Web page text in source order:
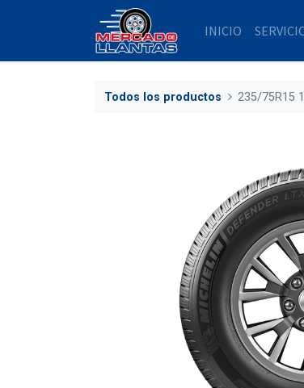
INICIO
Todos los productos 235/75R15